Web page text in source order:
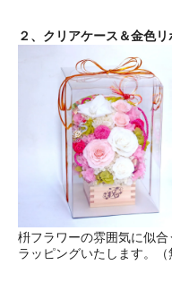
２、クリアケース＆金色リ
枡フラワーの雰囲気に似
ラッピングいたします。（